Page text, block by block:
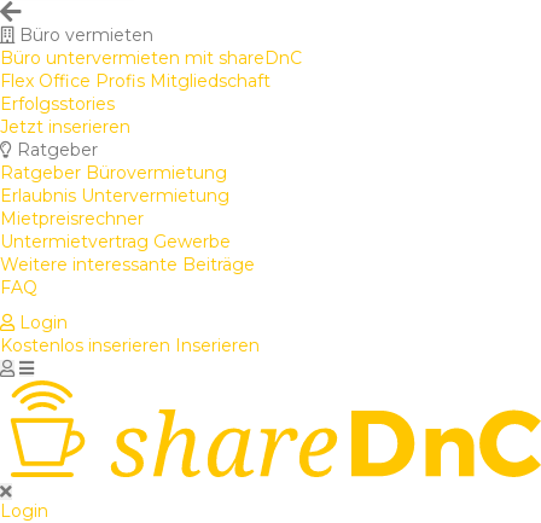
Büro vermieten
Büro untervermieten mit shareDnC
Flex Office Profis Mitgliedschaft
Erfolgsstories
Jetzt inserieren
Ratgeber
Ratgeber Bürovermietung
Erlaubnis Untervermietung
Mietpreisrechner
Untermietvertrag Gewerbe
Weitere interessante Beiträge
FAQ
Login
Kostenlos inserieren Inserieren
Login